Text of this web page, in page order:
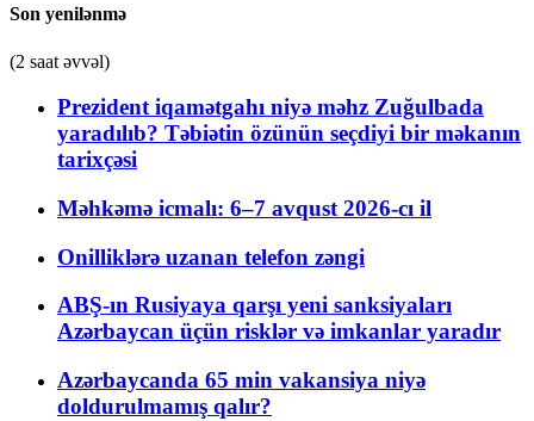
Son yenilənmə
(2 saat əvvəl)
Prezident iqamətgahı niyə məhz Zuğulbada
yaradılıb? Təbiətin özünün seçdiyi bir məkanın
tarixçəsi
Məhkəmə icmalı: 6–7 avqust 2026-cı il
Onilliklərə uzanan telefon zəngi
ABŞ-ın Rusiyaya qarşı yeni sanksiyaları
Azərbaycan üçün risklər və imkanlar yaradır
Azərbaycanda 65 min vakansiya niyə
doldurulmamış qalır?